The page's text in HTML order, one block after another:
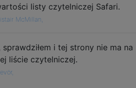
listy czytelniczej Safari.
McMillan,
sprawdziłem i tej strony nie ma na
liście czytelniczej.